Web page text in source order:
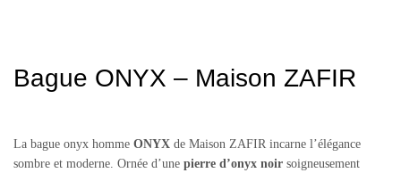
Bague ONYX – Maison ZAFIR
La bague onyx homme ONYX de Maison ZAFIR incarne l’élégance
sombre et moderne. Ornée d’une pierre d’onyx noir soigneusement